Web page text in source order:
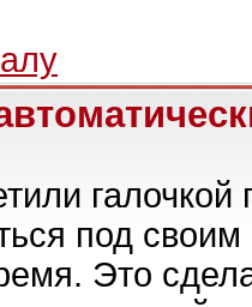
галочкой
под
Это